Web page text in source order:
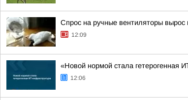
Спрос на ручные вентиляторы
12:09
«Новой нормой стала гетерогенная
12:06